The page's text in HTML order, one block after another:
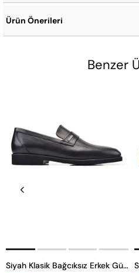
Ürün Önerileri
Benzer
Siyah Klasik Bağcıksız Erkek Günlük Ayakkabı